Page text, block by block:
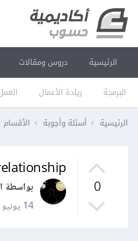
الرئيسية دروس ومقالات
البرمجة ريادة الأعمال
الرئيسية أسئلة وأجوبة الأقسام
0
بواسطة
14 يونيو 2022